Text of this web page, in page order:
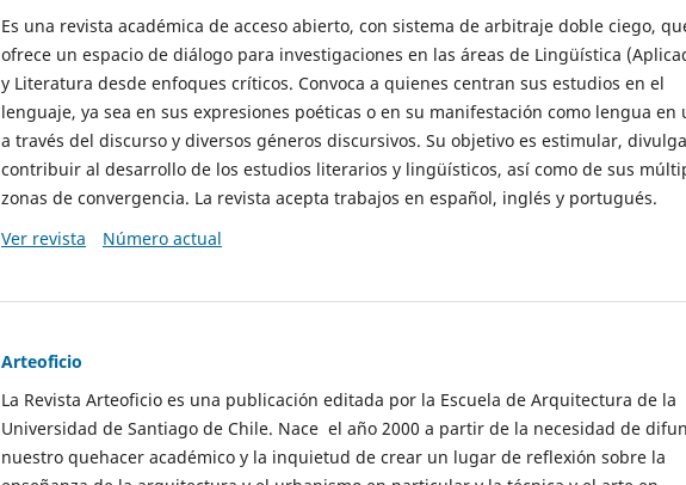
Es una revista académica de acceso abierto, con sistema de arbitraje doble ciego,
ofrece un espacio de diálogo para investigaciones en las áreas de Lingüística
y Literatura desde enfoques críticos. Convoca a quienes centran sus estudios en el
lenguaje, ya sea en sus expresiones poéticas o en su manifestación como lengua en
a través del discurso y diversos géneros discursivos. Su objetivo es estimular,
contribuir al desarrollo de los estudios literarios y lingüísticos, así como de sus
zonas de convergencia. La revista acepta trabajos en español, inglés y portugués.
Ver revista
Número actual
Arteoficio
La Revista Arteoficio es una publicación editada por la Escuela de Arquitectura de la
Universidad de Santiago de Chile. Nace el año 2000 a partir de la necesidad de
nuestro quehacer académico y la inquietud de crear un lugar de reflexión sobre la